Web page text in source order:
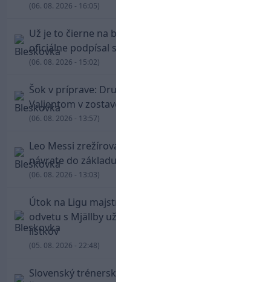
(06. 08. 2026 - 16:05)
Už je to čierne na bielom: Mohamed Salah
oficiálne podpísal s Trabzonsporom
(06. 08. 2026 - 15:02)
Šok v príprave: Druholigová Mallorca s
Valjentom v zostave zdolala PSG
(06. 08. 2026 - 13:57)
Leo Messi zrežíroval obrat Interu Miami, pri
návrate do základu strelil dva góly
(06. 08. 2026 - 13:03)
Útok na Ligu majstrov láka! Slovan hlási na
odvetu s Mjällby už viac ako 13-tisíc predaných
lístkov
(05. 08. 2026 - 22:48)
Slovenský trénerský súboj pre Borbélyho,